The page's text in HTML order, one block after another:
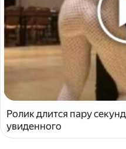
Ролик длится пару
увиденного